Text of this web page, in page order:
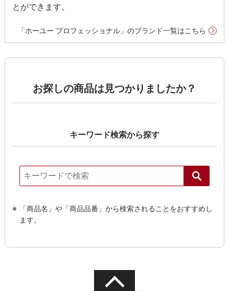
とができます。
「ホーユー プロフェッショナル」のブランド一覧はこちら
お探しの商品は見つかりましたか？
キーワード検索から探す
「商品名」や「商品品番」から検索されることをおすすめし
ます。